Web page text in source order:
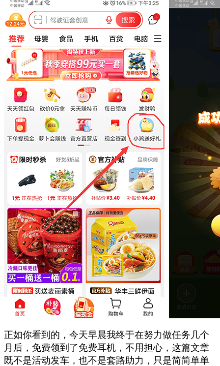
正如你看到的，今天早晨我终于在努力做任务几个
月后，免费领到了免费耳机，不用担心，这篇文章
既不是活动发车，也不是套路助力，只是简简单单